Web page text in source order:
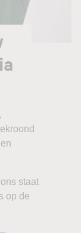
staat
op de